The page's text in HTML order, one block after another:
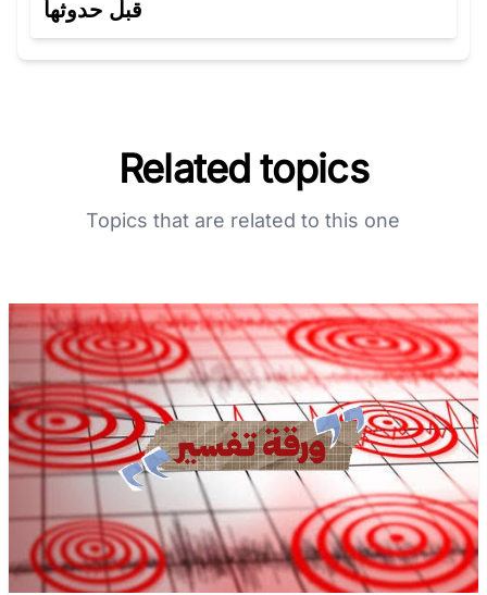
قبل حدوثها
Related topics
Topics that are related to this one